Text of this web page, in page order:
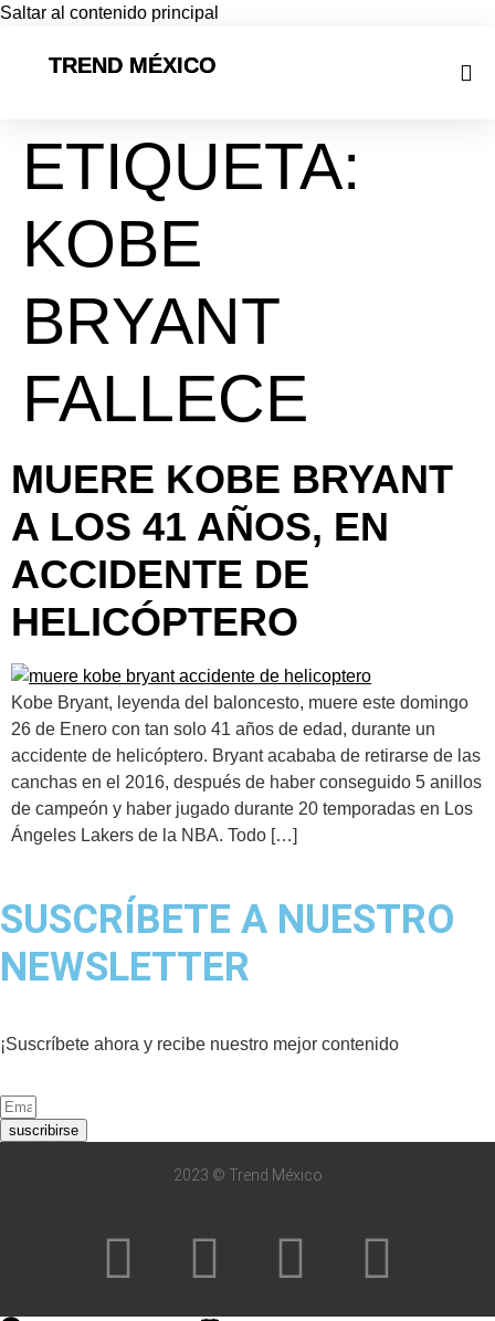
Saltar al contenido principal
TREND MÉXICO
ETIQUETA:
KOBE
BRYANT
FALLECE
MUERE KOBE BRYANT
A LOS 41 AÑOS, EN
ACCIDENTE DE
HELICÓPTERO
Kobe Bryant, leyenda del baloncesto, muere este domingo
26 de Enero con tan solo 41 años de edad, durante un
accidente de helicóptero. Bryant acababa de retirarse de las
canchas en el 2016, después de haber conseguido 5 anillos
de campeón y haber jugado durante 20 temporadas en Los
Ángeles Lakers de la NBA. Todo […]
SUSCRÍBETE A NUESTRO
NEWSLETTER
¡Suscríbete ahora y recibe nuestro mejor contenido
suscribirse
2023 © Trend México